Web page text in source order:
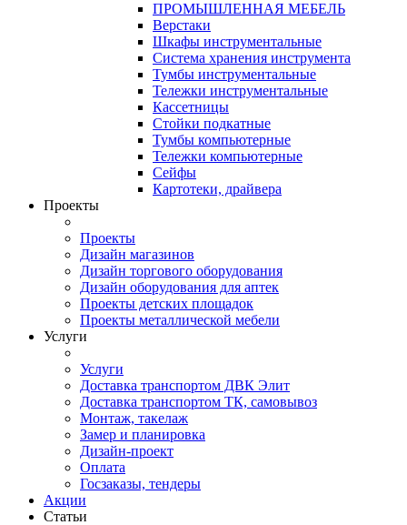
ПРОМЫШЛЕННАЯ МЕБЕЛЬ
Верстаки
Шкафы инструментальные
Система хранения инструмента
Тумбы инструментальные
Тележки инструментальные
Кассетницы
Стойки подкатные
Тумбы компьютерные
Тележки компьютерные
Сейфы
Картотеки, драйвера
Проекты
Проекты
Дизайн магазинов
Дизайн торгового оборудования
Дизайн оборудования для аптек
Проекты детских площадок
Проекты металлической мебели
Услуги
Услуги
Доставка транспортом ДВК Элит
Доставка транспортом ТК, самовывоз
Монтаж, такелаж
Замер и планировка
Дизайн-проект
Оплата
Госзаказы, тендеры
Акции
Статьи